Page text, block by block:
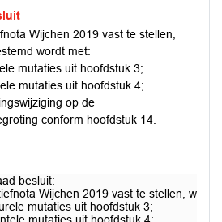
Wijchen 2019 vast te stellen,
wordt met:
mutaties uit hoofdstuk 3;
mutaties uit hoofdstuk 4;
op de
conform hoofdstuk 14.
besluit:
Wijchen 2019 vast te stellen,
mutaties uit hoofdstuk 3;